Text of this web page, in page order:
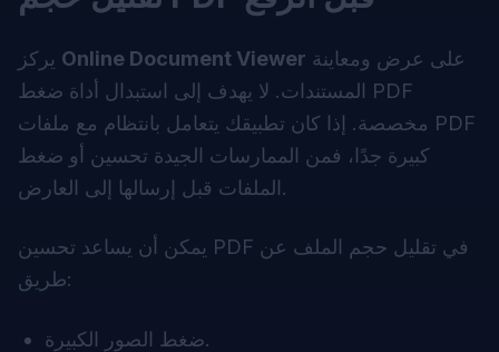
Online Document Viewer
المستندات. لا يهدف إلى استبدال أداة ضغط PDF
مخصصة. إذا كان تطبيقك يتعامل بانتظام مع ملفات PDF
كبيرة جدًا، فمن الممارسات الجيدة تحسين أو ضغط
الملفات قبل إرسالها إلى العارض.
يمكن أن يساعد تحسين PDF في تقليل حجم الملف عن
طريق:
ضغط الصور الكبيرة.